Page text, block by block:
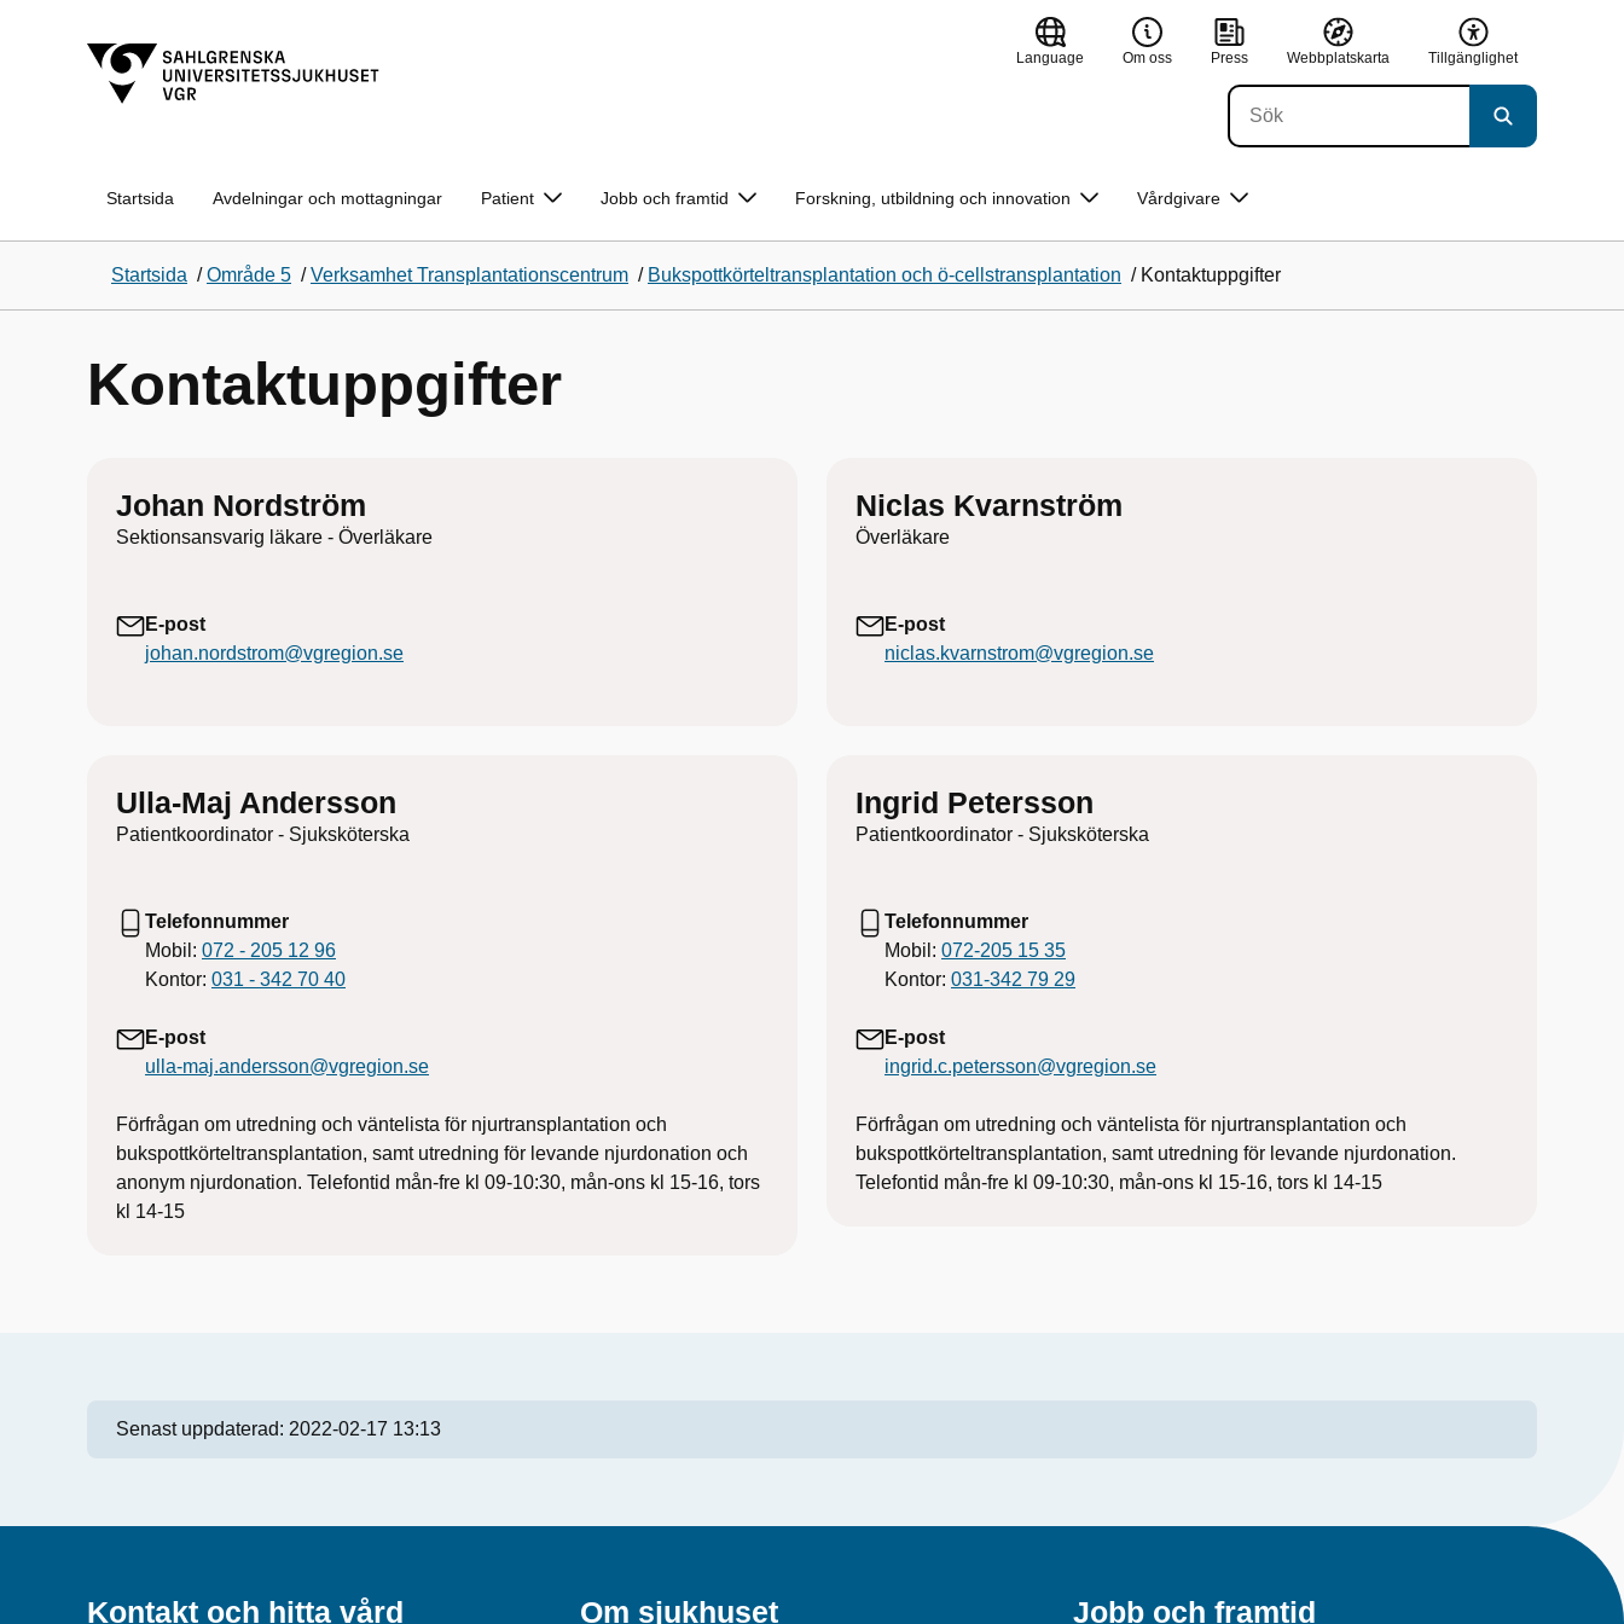
Language Om oss Press Webbplatskarta Tillgänglighet
Startsida Avdelningar och mottagningar Patient Jobb och framtid Forskning, utbildning och innovation Vårdgivare
Startsida /Område 5 /Verksamhet Transplantationscentrum / Bukspottkörteltransplantation och ö-cellstransplantation / Kontaktuppgifter
Kontaktuppgifter
Johan Nordström
Sektionsansvarig läkare - Överläkare
E-post
johan.nordstrom@vgregion.se
Niclas Kvarnström
Överläkare
E-post
niclas.kvarnstrom@vgregion.se
Ulla-Maj Andersson
Patientkoordinator - Sjuksköterska
Telefonnummer
Mobil: 072 - 205 12 96
Kontor: 031 - 342 70 40
E-post
ulla-maj.andersson@vgregion.se
Förfrågan om utredning och väntelista för njurtransplantation och
bukspottkörteltransplantation, samt utredning för levande njurdonation och
anonym njurdonation. Telefontid mån-fre kl 09-10:30, mån-ons kl 15-16, tors
kl 14-15
Ingrid Petersson
Patientkoordinator - Sjuksköterska
Telefonnummer
Mobil: 072-205 15 35
Kontor: 031-342 79 29
E-post
ingrid.c.petersson@vgregion.se
Förfrågan om utredning och väntelista för njurtransplantation och
bukspottkörteltransplantation, samt utredning för levande njurdonation.
Telefontid mån-fre kl 09-10:30, mån-ons kl 15-16, tors kl 14-15
Senast uppdaterad: 2022-02-17 13:13
Kontakt och hitta vård Om sjukhuset Jobb och framtid